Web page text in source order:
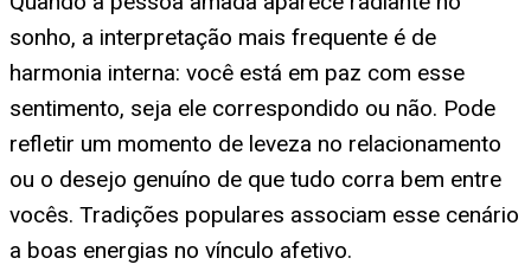
sonho, a interpretação mais frequente é de
harmonia interna: você está em paz com esse
sentimento, seja ele correspondido ou não. Pode
refletir um momento de leveza no relacionamento
ou o desejo genuíno de que tudo corra bem entre
vocês. Tradições populares associam esse cenário
a boas energias no vínculo afetivo.